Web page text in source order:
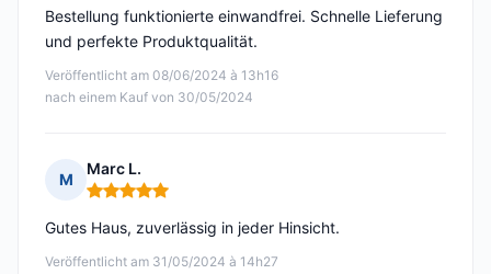
Veröffentlicht am 08/06/2024 à 13h16
nach einem Kauf von 30/05/2024
Bestellung funktionierte einwandfrei. Schnelle Lieferung
und perfekte Produktqualität.
M
Marc L.
Hinweis: 5 von 5
Veröffentlicht am 31/05/2024 à 14h27
Gutes Haus, zuverlässig in jeder Hinsicht.